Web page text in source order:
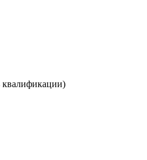
квалификации)